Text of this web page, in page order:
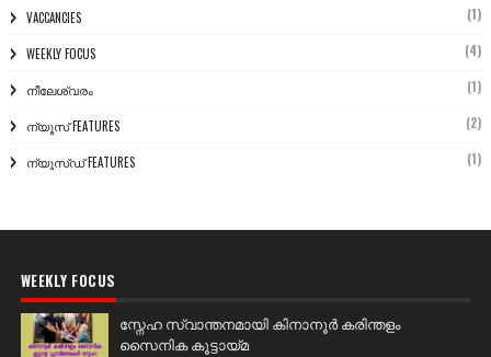
VACCANCIES (1)
WEEKLY FOCUS (4)
നീലേശ്വരം (1)
ന്യൂസ് FEATURES (2)
ന്യൂസ്ഡ് FEATURES (1)
WEEKLY FOCUS
സ്നേഹ സ്വാന്തനമായി കിനാനൂർ കരിന്തളം
സൈനിക കൂട്ടായ്മ